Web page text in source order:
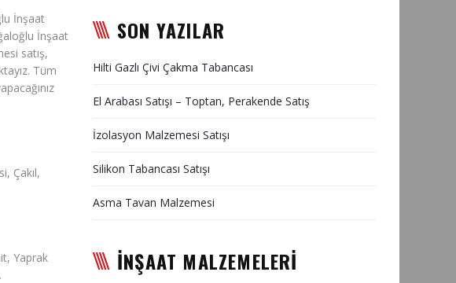
İnşaat
İnşaat
satış,
Tüm
Çakıl,
Yaprak
SON YAZILAR
Hilti Gazlı Çivi Çakma Tabancası
El Arabası Satışı – Toptan, Perakende Satış
İzolasyon Malzemesi Satışı
Silikon Tabancası Satışı
Asma Tavan Malzemesi
İNŞAAT MALZEMELERİ